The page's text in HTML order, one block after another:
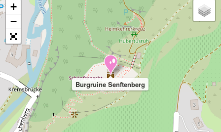
Burgruine Senftenberg
+
−